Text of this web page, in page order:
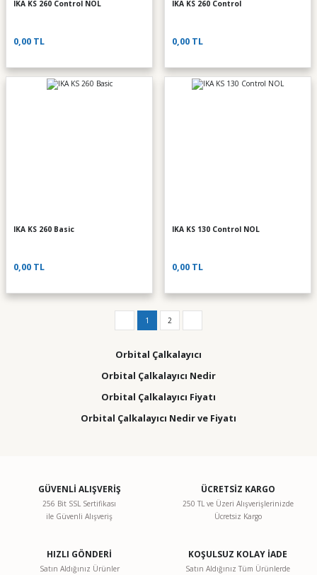
IKA KS 260 Control NOL
0,00 TL
IKA KS 260 Control
0,00 TL
IKA KS 260 Basic
0,00 TL
IKA KS 130 Control NOL
0,00 TL
1 2
Orbital Çalkalayıcı
Orbital Çalkalayıcı Nedir
Orbital Çalkalayıcı Fiyatı
Orbital Çalkalayıcı Nedir ve Fiyatı
GÜVENLİ ALIŞVERİŞ
256 Bit SSL Sertifikası
ile Güvenli Alışveriş
ÜCRETSİZ KARGO
250 TL ve Üzeri Alışverişlerinizde
Ücretsiz Kargo
HIZLI GÖNDERİ
Satın Aldığınız Ürünler
KOŞULSUZ KOLAY İADE
Satın Aldığınız Tüm Ürünlerde